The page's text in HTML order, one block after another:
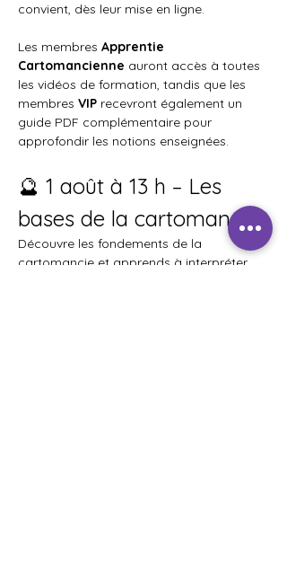
convient, dès leur mise en ligne.
Les membres Apprentie
Cartomancienne auront accès à toutes
les vidéos de formation, tandis que les
membres VIP recevront également un
guide PDF complémentaire pour
approfondir les notions enseignées.
🔮 1 août à 13 h – Les
bases de la cartomancie
Découvre les fondements de la
cartomancie et apprends à interpréter